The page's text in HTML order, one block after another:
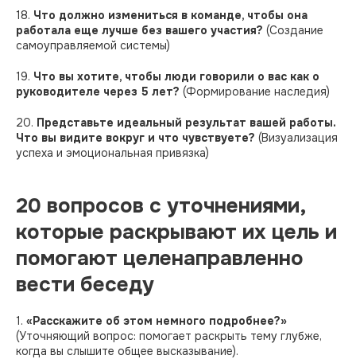
18. Что должно измениться в команде, чтобы она
работала еще лучше без вашего участия? (Создание
самоуправляемой системы)
19. Что вы хотите, чтобы люди говорили о вас как о
руководителе через 5 лет? (Формирование наследия)
20. Представьте идеальный результат вашей работы.
Что вы видите вокруг и что чувствуете? (Визуализация
успеха и эмоциональная привязка)
20 вопросов с уточнениями,
которые раскрывают их цель и
помогают целенаправленно
вести беседу
1. «Расскажите об этом немного подробнее?»
(Уточняющий вопрос: помогает раскрыть тему глубже,
когда вы слышите общее высказывание).